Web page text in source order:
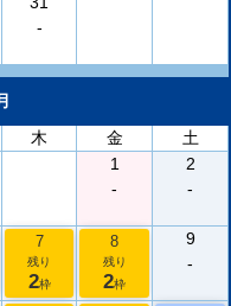
-
木 金
土
1
-
2
-
7
残り
2枠
8
残り
2枠
9
-